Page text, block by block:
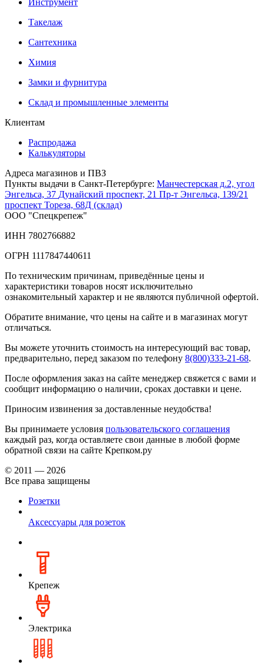
Такелаж
Сантехника
Химия
Замки и фурнитура
Склад и промышленные элементы
Клиентам
Распродажа
Калькуляторы
Адреса магазинов и ПВЗ
Пункты выдачи в Санкт-Петербурге: Манчестерская д.2, угол
Энгельса, 37 Дунайский проспект, 21 Пр-т Энгельса, 139/21
проспект Тореза, 68Д (склад)
ООО "Спецкрепеж"
ИНН 7802766882
ОГРН 1117847440611
По техническим причинам, приведённые цены и
характеристики товаров носят исключительно
ознакомительный характер и не являются публичной офертой.
Обратите внимание, что цены на сайте и в магазинах могут
отличаться.
Вы можете уточнить стоимость на интересующий вас товар,
предварительно, перед заказом по телефону 8(800)333-21-68.
После оформления заказ на сайте менеджер свяжется с вами и
сообщит информацию о наличии, сроках доставки и цене.
Приносим извинения за доставленные неудобства!
Вы принимаете условия пользовательского соглашения
каждый раз, когда оставляете свои данные в любой форме
обратной связи на сайте Крепком.ру
© 2011 — 2026
Все права защищены
Розетки
Аксессуары для розеток
Крепеж
Электрика